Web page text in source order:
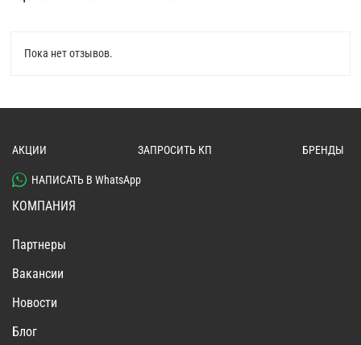
Пока нет отзывов.
АКЦИИ ЗАПРОСИТЬ КП БРЕНДЫ
НАПИСАТЬ В WhatsApp
КОМПАНИЯ
Партнеры
Вакансии
Новости
Блог